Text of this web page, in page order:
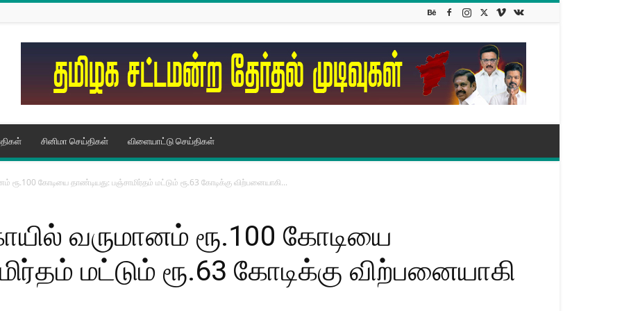
சினிமா செய்திகள் விளையாட்டு செய்திகள்
ரூ.100 கோடியை தாண்டியது: பஞ்சாமிர்தம் மட்டும் ரூ.63 கோடிக்கு விற்பனையாகி...
வருமானம் ரூ.100 கோடியை
மட்டும் ரூ.63 கோடிக்கு விற்பனையாகி